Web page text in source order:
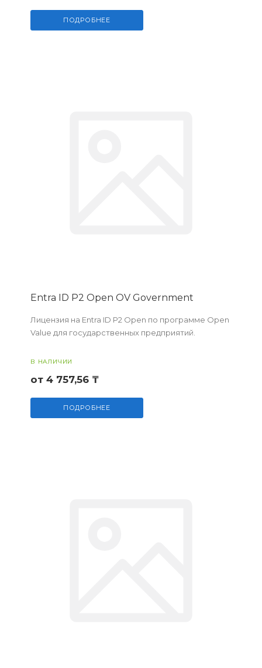
ПОДРОБНЕЕ
Entra ID P2 Open OV Government
Лицензия на Entra ID P2 Open по программе Open
Value для государственных предприятий.
В НАЛИЧИИ
от 4 757,56 ₸
ПОДРОБНЕЕ